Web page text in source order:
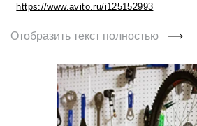
https://www.avito.ru/i125152993
Отобразить текст полностью